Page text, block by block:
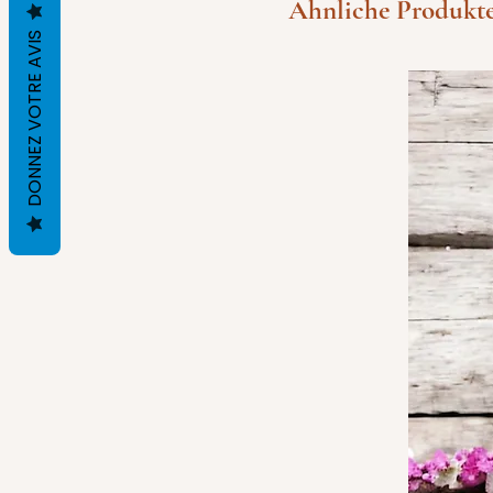
Ähnliche
DONNEZ VOTRE AVIS